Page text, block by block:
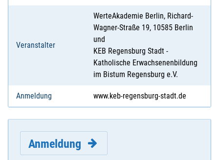
Veranstalter
WerteAkademie Berlin, Richard-
Wagner-Straße 19, 10585 Berlin
und
KEB Regensburg Stadt -
Katholische Erwachsenenbildung
im Bistum Regensburg e.V.
Anmeldung www.keb-regensburg-stadt.de
Anmeldung